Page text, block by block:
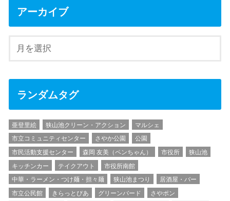
アーカイブ
ランダムタグ
亜登里絵 狭山池クリーン・アクション
マルシェ
市立コミュニティセンター
さやか公園
公園
市民活動支援センター
森岡 友美（ペンちゃん） 市役所
狭山池
キッチンカー
テイクアウト
市役所南館
中華・ラーメン・つけ麺・担々麺
狭山池まつり
居酒屋・バー
市立公民館
きらっとぴあ グリーンバード
さやポン